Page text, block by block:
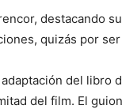
destacando
quizás por
del libro
del film. El